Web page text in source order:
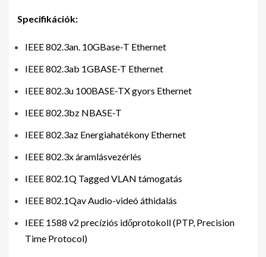
Specifikációk:
IEEE 802.3an. 10GBase-T Ethernet
IEEE 802.3ab 1GBASE-T Ethernet
IEEE 802.3u 100BASE-TX gyors Ethernet
IEEE 802.3bz NBASE-T
IEEE 802.3az Energiahatékony Ethernet
IEEE 802.3x áramlásvezérlés
IEEE 802.1Q Tagged VLAN támogatás
IEEE 802.1Qav Audio-videó áthidalás
IEEE 1588 v2 precíziós időprotokoll (PTP, Precision
Time Protocol)